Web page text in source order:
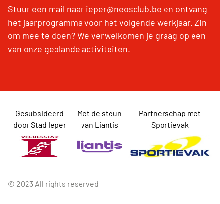
Stuur een mail naar ieper@neosclub.be en ontvang
het jaarprogramma voor het volgende werkjaar. Zin
om mee te doen? We verwelkomen je graag op een
van onze geplande activiteiten.
Gesubsideerd
door Stad Ieper
Met de steun
van Liantis
Partnerschap met
Sportievak
© 2023 All rights reserved